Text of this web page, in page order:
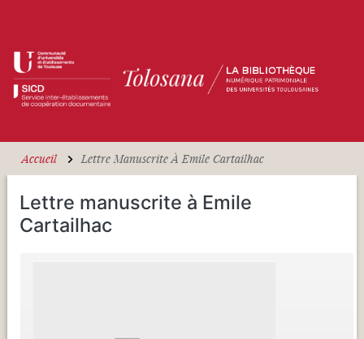
Accueil Lettre Manuscrite À Emile Cartailhac
Lettre manuscrite à Emile
Cartailhac